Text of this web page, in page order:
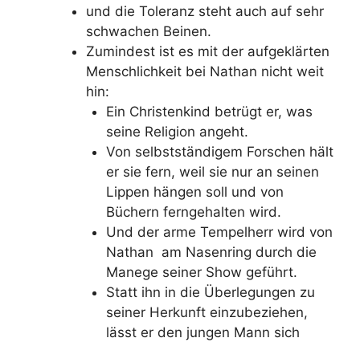
und die Toleranz steht auch auf sehr
schwachen Beinen.
Zumindest ist es mit der aufgeklärten
Menschlichkeit bei Nathan nicht weit
hin:
Ein Christenkind betrügt er, was
seine Religion angeht.
Von selbstständigem Forschen hält
er sie fern, weil sie nur an seinen
Lippen hängen soll und von
Büchern ferngehalten wird.
Und der arme Tempelherr wird von
Nathan am Nasenring durch die
Manege seiner Show geführt.
Statt ihn in die Überlegungen zu
seiner Herkunft einzubeziehen,
lässt er den jungen Mann sich